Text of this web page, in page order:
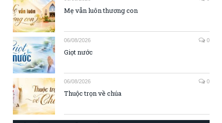
Mẹ vẫn luôn thương con
06/08/2026 0
Giọt nước
06/08/2026 0
Thuộc trọn về chúa